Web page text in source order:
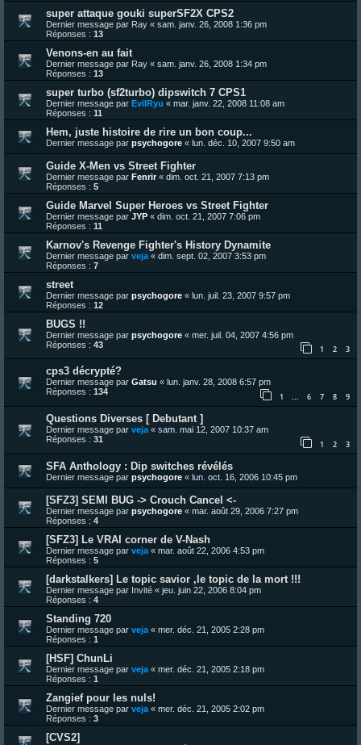
super attaque gouki superSF2X CPS2
Dernier message par Ray « sam. janv. 26, 2008 1:36 pm
Réponses : 13
Venons-en au fait
Dernier message par Ray « sam. janv. 26, 2008 1:34 pm
Réponses : 13
super turbo (sf2turbo) dipswitch 7 CPS1
Dernier message par EvilRyu « mar. janv. 22, 2008 11:08 am
Réponses : 11
Hem, juste histoire de rire un bon coup...
Dernier message par psychogore « lun. déc. 10, 2007 9:50 am
Guide X-Men vs Street Fighter
Dernier message par Fenrir« dim. oct. 21, 2007 7:13 pm
Réponses : 5
Guide Marvel Super Heroes vs Street Fighter
Dernier message par JYP « dim. oct. 21, 2007 7:06 pm
Réponses : 11
Karnov's Revenge Fighter's History Dynamite
Dernier message par veja « dim. sept. 02, 2007 3:53 pm
Réponses : 7
street
Dernier message par psychogore « lun. juil. 23, 2007 9:57 pm
Réponses : 12
BUGS !!
Dernier message par psychogore « mer. juil. 04, 2007 4:56 pm
Réponses : 43 1 2 3
cps3 décrypté?
Dernier message par Gatsu « lun. janv. 28, 2008 6:57 pm
Réponses : 134 1 … 6 7 8 9
Questions Diverses [ Debutant ]
Dernier message par veja « sam. mai 12, 2007 10:37 am
Réponses : 31 1 2 3
SFA Anthology : Dip switches révélés
Dernier message par psychogore « lun. oct. 16, 2006 10:45 pm
[SFZ3] SEMI BUG -> Crouch Cancel <-
Dernier message par psychogore « mar. août 29, 2006 7:27 pm
Réponses : 4
[SFZ3] Le VRAI corner de V-Nash
Dernier message par veja « mar. août 22, 2006 4:53 pm
Réponses : 5
[darkstalkers] Le topic savior ,le topic de la mort !!!
Dernier message par Invité « jeu. juin 22, 2006 8:04 pm
Réponses : 4
Standing 720
Dernier message par veja « mer. déc. 21, 2005 2:28 pm
Réponses : 1
[HSF] ChunLi
Dernier message par veja « mer. déc. 21, 2005 2:18 pm
Réponses : 1
Zangief pour les nuls!
Dernier message par veja « mer. déc. 21, 2005 2:02 pm
Réponses : 3
[CVS2]